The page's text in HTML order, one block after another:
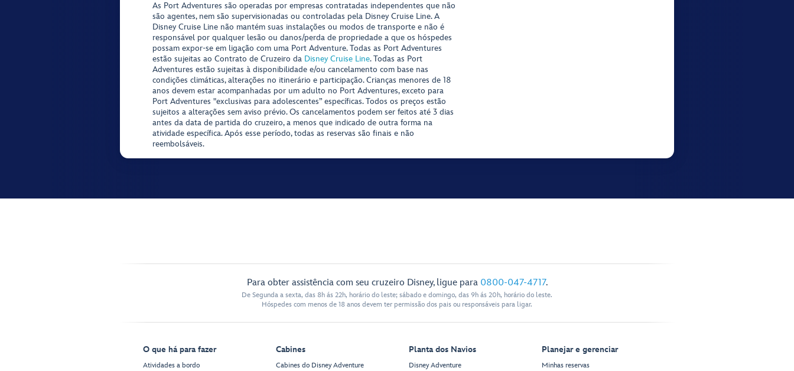
As Port Adventures são operadas por empresas contratadas independentes que não
são agentes, nem são supervisionadas ou controladas pela Disney Cruise Line. A
Disney Cruise Line não mantém suas instalações ou modos de transporte e não é
responsável por qualquer lesão ou danos/perda de propriedade a que os hóspedes
possam expor-se em ligação com uma Port Adventure. Todas as Port Adventures
estão sujeitas ao Contrato de Cruzeiro da Disney Cruise Line. Todas as Port
Adventures estão sujeitas à disponibilidade e/ou cancelamento com base nas
condições climáticas, alterações no itinerário e participação. Crianças menores de 18
anos devem estar acompanhadas por um adulto no Port Adventures, exceto para
Port Adventures "exclusivas para adolescentes” específicas. Todos os preços estão
sujeitos a alterações sem aviso prévio. Os cancelamentos podem ser feitos até 3 dias
antes da data de partida do cruzeiro, a menos que indicado de outra forma na
atividade específica. Após esse período, todas as reservas são finais e não
reembolsáveis.
Para obter assistência com seu cruzeiro Disney, ligue para 0800-047-4717.
De Segunda a sexta, das 8h ás 22h, horário do leste; sábado e domingo, das 9h ás 20h, horário do leste.
Hóspedes com menos de 18 anos devem ter permissão dos pais ou responsáveis para ligar.
O que há para fazer
Atividades a bordo
Cabines
Cabines do Disney Adventure
Planta dos Navios
Disney Adventure
Planejar e gerenciar
Minhas reservas